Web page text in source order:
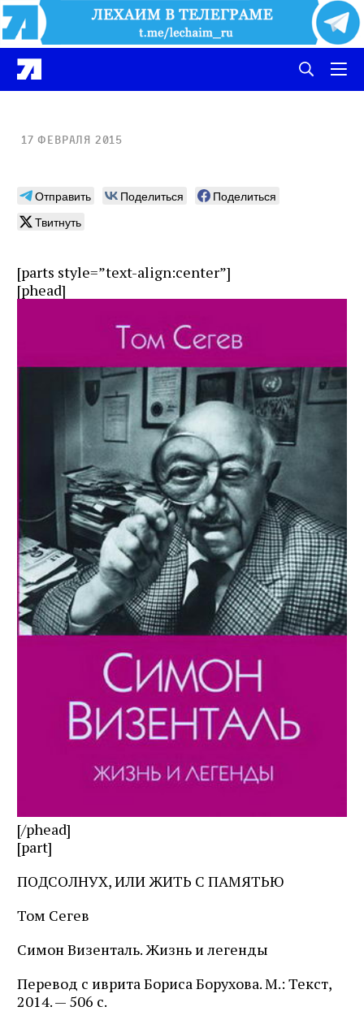
17 февраля 2015
Отправить Поделиться
Поделиться
Твитнуть
[parts style=”text-align:center”]
[phead]
[/phead]
[part]
ПОДСОЛНУХ, ИЛИ ЖИТЬ С ПАМЯТЬЮ
Том Сегев
Симон Визенталь. Жизнь и легенды
Перевод с иврита Бориса Борухова. М.: Текст,
2014. — 506 с.